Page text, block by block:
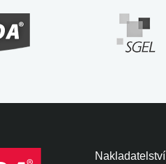
Nakladatelství